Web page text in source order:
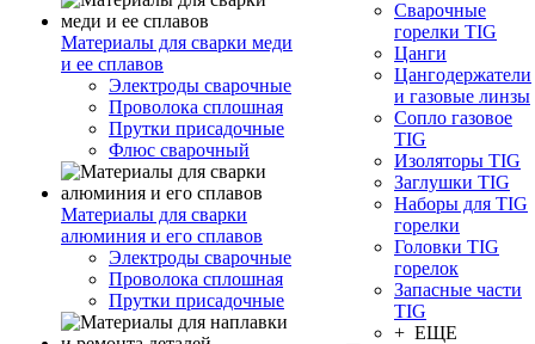
Материалы для сварки меди
и ее сплавов
Электроды сварочные
Проволока сплошная
Прутки присадочные
Флюс сварочный
Материалы для сварки
алюминия и его сплавов
Электроды сварочные
Проволока сплошная
Прутки присадочные
Сварочные
горелки TIG
Цанги
Цангодержатели
и газовые линзы
Сопло газовое
TIG
Изоляторы TIG
Заглушки TIG
Наборы для TIG
горелки
Головки TIG
горелок
Запасные части
TIG
+ ЕЩЕ